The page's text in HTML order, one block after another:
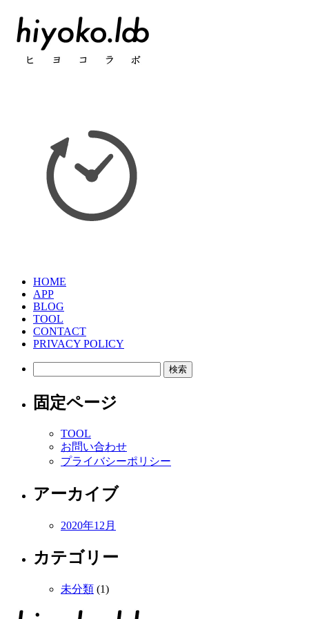
HOME
APP
BLOG
TOOL
CONTACT
PRIVACY POLICY
固定ページ
TOOL
お問い合わせ
プライバシーポリシー
アーカイブ
2020年12月
カテゴリー
未分類 (1)